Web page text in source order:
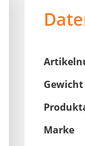
Gewicht
Marke